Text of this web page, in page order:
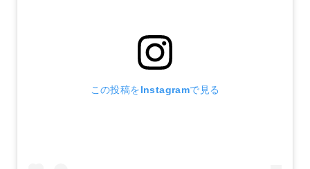
この投稿をInstagramで見る